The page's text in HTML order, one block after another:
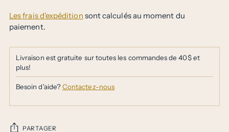
Les frais d'expédition sont calculés au moment du
paiement.
Livraison est gratuite sur toutes les commandes de 40$ et
plus!
Besoin d'aide?Contactez-nous
PARTAGER